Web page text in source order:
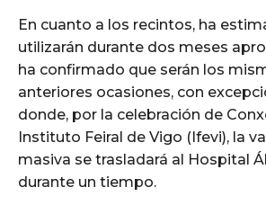
En cuanto a los recintos, ha
utilizarán durante dos meses
ha confirmado que serán los
anteriores ocasiones, con
donde, por la celebración de
Instituto Feiral de Vigo (Ifevi), la
masiva se trasladará al Hospital
durante un tiempo.